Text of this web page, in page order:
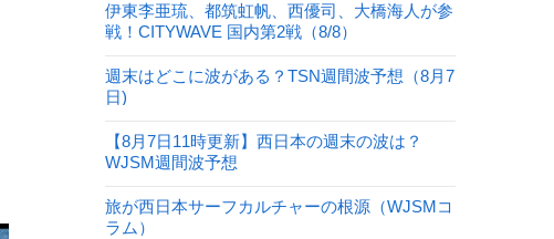
伊東李亜琉、都筑虹帆、西優司、大橋海人が参
戦！CITYWAVE 国内第2戦（8/8）
週末はどこに波がある？TSN週間波予想（8月7
日)
【8月7日11時更新】西日本の週末の波は？
WJSM週間波予想
旅が西日本サーフカルチャーの根源（WJSMコ
ラム）